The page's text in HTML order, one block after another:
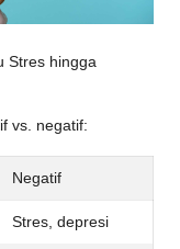
Stres hingga
vs. negatif:
Negatif
Stres, depresi